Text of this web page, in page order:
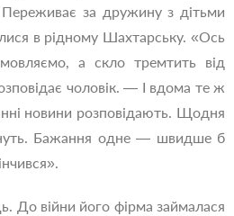
Переживає за дружину з дітьми
в рідному Шахтарську. «Ось
а скло тремтить від
чоловік. — І вдома те ж
новини розповідають. Щодня
Бажання одне — швидше б
До війни його фірма займалася